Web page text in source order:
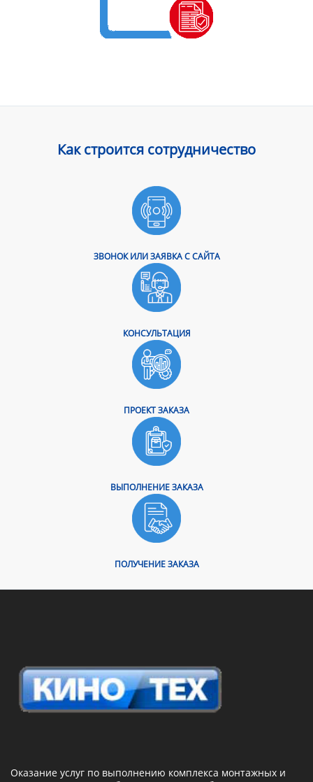
Как строится сотрудничество
ЗВОНОК ИЛИ ЗАЯВКА С САЙТА
КОНСУЛЬТАЦИЯ
ПРОЕКТ ЗАКАЗА
ВЫПОЛНЕНИЕ ЗАКАЗА
ПОЛУЧЕНИЕ ЗАКАЗА
Оказание услуг по выполнению комплекса монтажных и